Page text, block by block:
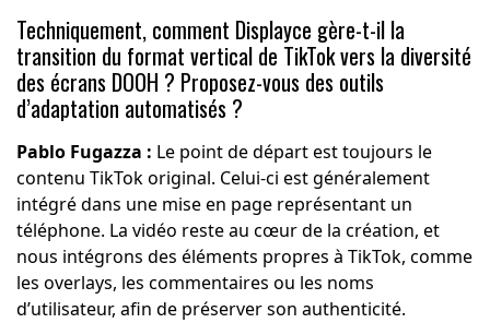
Techniquement, comment Displayce gère-t-il la
transition du format vertical de TikTok vers la diversité
des écrans DOOH ? Proposez-vous des outils
d’adaptation automatisés ?
Pablo Fugazza : Le point de départ est toujours le
contenu TikTok original. Celui-ci est généralement
intégré dans une mise en page représentant un
téléphone. La vidéo reste au cœur de la création, et
nous intégrons des éléments propres à TikTok, comme
les overlays, les commentaires ou les noms
d’utilisateur, afin de préserver son authenticité.